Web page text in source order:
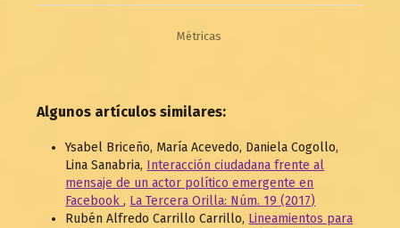
Métricas
Algunos artículos similares:
Ysabel Briceño, María Acevedo, Daniela Cogollo,
Lina Sanabria, Interacción ciudadana frente al
mensaje de un actor político emergente en
Facebook, La Tercera Orilla: Núm. 19 (2017)
Rubén Alfredo Carrillo Carrillo, Lineamientos para